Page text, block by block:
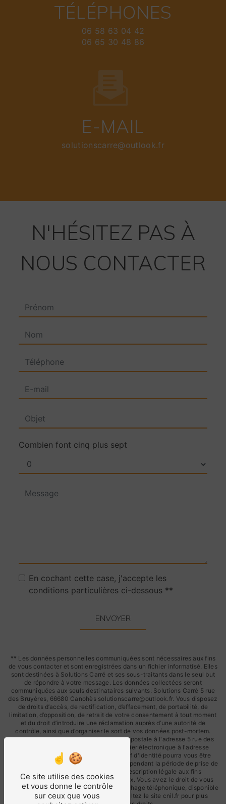
TÉLÉPHONES
06 58 63 04 42
06 65 30 48 86
E-MAIL
solutionscarre@outlook.fr
N'HÉSITEZ PAS À
NOUS CONTACTER
Combien font cinq plus sept
En cochant cette case, j'accepte les
conditions particulières ci-dessous **
ENVOYER
** Les données personnelles communiquées sont nécessaires aux fins
de vous contacter et sont enregistrées dans un fichier informatisé. Elles
sont destinées à Solutions Carré et ses sous-traitants dans le seul but
de répondre à votre message. Les données collectées seront
communiquées aux seuls destinataires suivants: Solutions Carré 5 rue
des Bruyères, 66680 Canohès solutionscarre@outlook.fr. Vous disposez
de droits d’accès, de rectification, d’effacement, de portabilité, de
limitation, d’opposition, de retrait de votre consentement à tout moment
et du droit d’introduire une réclamation auprès d’une autorité de
contrôle, ainsi que d’organiser le sort de vos données post-mortem.
Vous pouvez exercer ces droits par voie postale à l'adresse 5 rue des
Bruyères, 66680 Canohès ou par courrier électronique à l'adresse
solutionscarre@outlook.fr. Un justificatif d'identité pourra vous être
demandé. Nous conservons vos données pendant la période de prise de
contact puis pendant la durée de prescription légale aux fins
probatoires et de gestion des contentieux. Vous avez le droit de vous
inscrire sur la liste d'opposition au démarchage téléphonique, disponible
à cette adresse: Bloctel.gouv.fr
. Consultez le site cnil.fr pour plus
Ce site utilise des cookies
et vous donne le contrôle
sur ceux que vous